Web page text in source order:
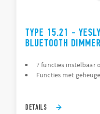
TYPE 15.21 -
BLUETOOTH
7 functies instelbaar
Functies met
DETAILS